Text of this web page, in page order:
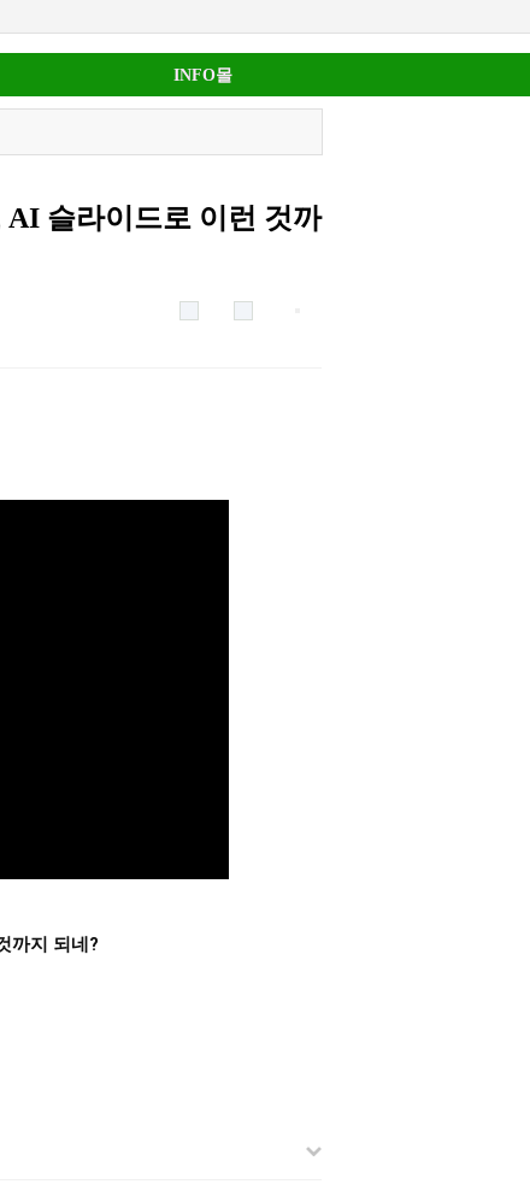
INFO몰
슬라이드로 이런 것까
까지 되네?